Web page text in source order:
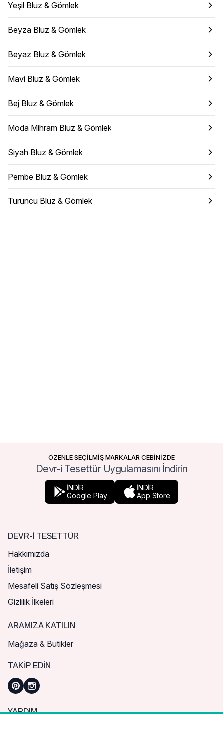
Yeşil Bluz & Gömlek
Beyza Bluz & Gömlek
Beyaz Bluz & Gömlek
Mavi Bluz & Gömlek
Bej Bluz & Gömlek
Moda Mihram Bluz & Gömlek
Siyah Bluz & Gömlek
Pembe Bluz & Gömlek
Turuncu Bluz & Gömlek
ÖZENLE SEÇİLMİŞ MARKALAR CEBİNİZDE
Devr-i Tesettür Uygulamasını İndirin
İNDİR
Google Play
İNDİR
App Store
DEVR-I TESETTÜR
Hakkımızda
İletişim
Mesafeli Satış Sözleşmesi
Gizlilik İlkeleri
ARAMIZA KATILIN
Mağaza & Butikler
TAKIP EDIN
YARDIM